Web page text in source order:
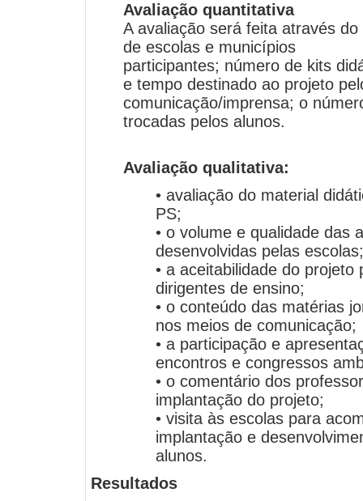
Avaliação quantitativa
A avaliação será feita através
de escolas e municípios
participantes; número de kits
e tempo destinado ao projeto
comunicação/imprensa; o
trocadas pelos alunos.
Avaliação qualitativa:
• avaliação do material
PS;
• o volume e qualidade das
desenvolvidas pelas escolas;
• a aceitabilidade do projeto
dirigentes de ensino;
• o conteúdo das matérias
nos meios de comunicação;
• a participação e
encontros e congressos
• o comentário dos
implantação do projeto;
• visita às escolas para
implantação e
alunos.
Resultados